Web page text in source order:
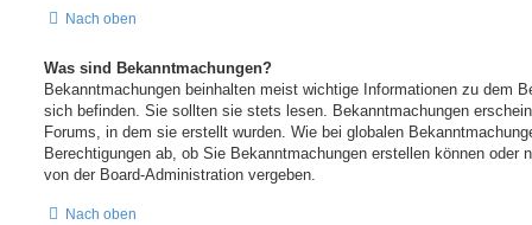
Nach oben
Was sind Bekanntmachungen?
Bekanntmachungen beinhalten meist wichtige Informationen zu dem
sich befinden. Sie sollten sie stets lesen. Bekanntmachungen
Forums, in dem sie erstellt wurden. Wie bei globalen
Berechtigungen ab, ob Sie Bekanntmachungen erstellen können oder
von der Board-Administration vergeben.
Nach oben